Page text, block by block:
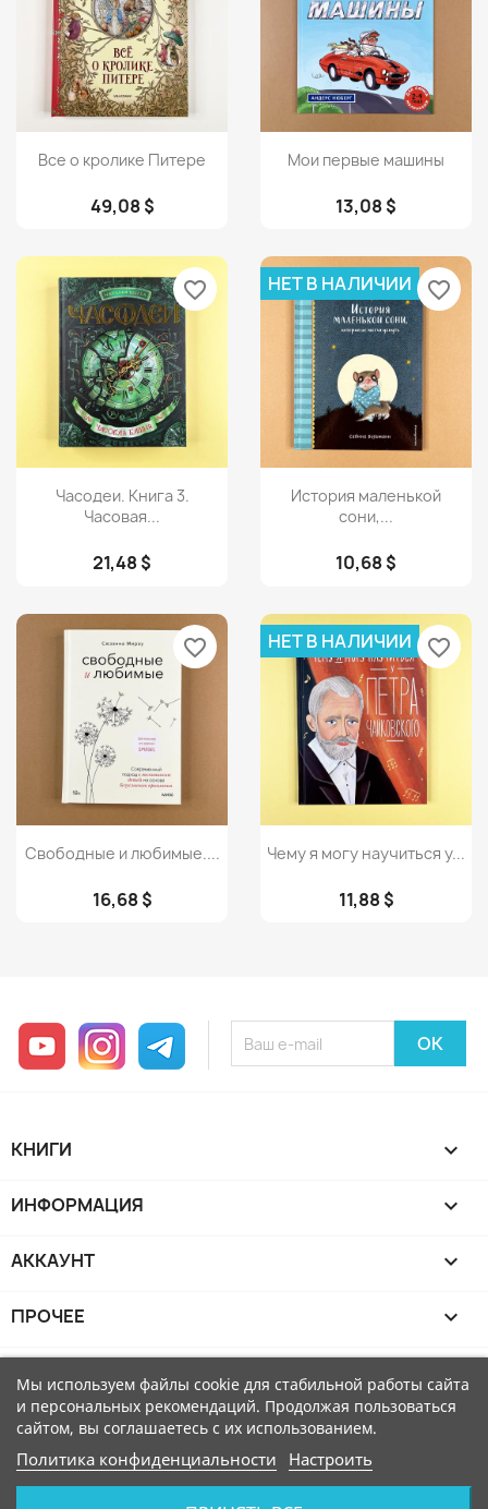
Просмотр
Все о кролике Питере
49,08 $
Просмотр
Мои первые машины
13,08 $
Просмотр
Часодеи. Книга 3.
Часовая...
21,48 $
favorite_border
Просмотр
История маленькой
сони,...
10,68 $
НЕТ В НАЛИЧИИ favorite_border
Просмотр
Свободные и любимые....
16,68 $
favorite_border
Просмотр
Чему я могу научиться у...
11,88 $
НЕТ В НАЛИЧИИ favorite_border
YouTube InstagramTelegram
КНИГИ 
ИНФОРМАЦИЯ 
АККАУНТ 
ПРОЧЕЕ 
Мы используем файлы cookie для стабильной работы сайта
и персональных рекомендаций. Продолжая пользоваться
сайтом, вы соглашаетесь с их использованием.
Политика конфиденциальности Настроить